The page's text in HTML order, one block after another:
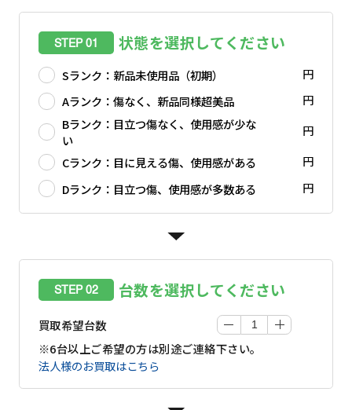
STEP 01 状態を選択してください
Sランク：新品未使用品（初期）
円
Aランク：傷なく、新品同様超美品
円
Bランク：目立つ傷なく、使用感が少な
い
円
Cランク：目に見える傷、使用感がある
円
Dランク：目立つ傷、使用感が多数ある
円
STEP 02 台数を選択してください
買取希望台数
※6台以上ご希望の方は別途ご連絡下さい。
法人様のお買取はこちら